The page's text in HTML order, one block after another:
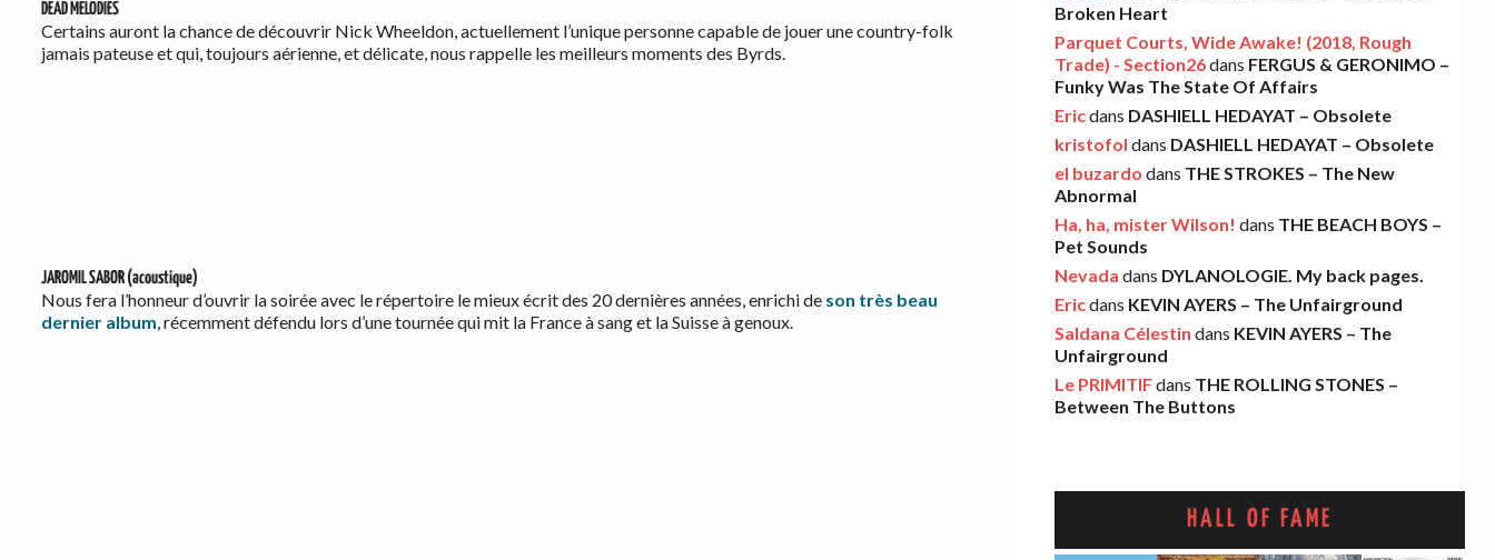
DEAD MELODIES
Certains auront la chance de découvrir Nick Wheeldon, actuellement l’unique personne capable de jouer une country-folk
jamais pateuse et qui, toujours aérienne, et délicate, nous rappelle les meilleurs moments des Byrds.
JAROMIL SABOR (acoustique)
Nous fera l’honneur d’ouvrir la soirée avec le répertoire le mieux écrit des 20 dernières années, enrichi de son très beau
dernier album , récemment défendu lors d’une tournée qui mit la France à sang et la Suisse à genoux.
Léo· 9 décembre 2025
THE LEMON TWIGS – Go To School
Léo· 5 novembre 2025
Eric·2 novembre 2025
Léo · 29 octobre 2025
Broken Heart
Parquet Courts, Wide Awake! (2018, Rough
Trade) - Section26dans FERGUS & GERONIMO –
Funky Was The State Of Affairs
Ericdans DASHIELL HEDAYAT – Obsolete
kristofol dans DASHIELL HEDAYAT – Obsolete
el buzardo dans THE STROKES – The New
Abnormal
Ha, ha, mister Wilson! dans THE BEACH BOYS –
Pet Sounds
Nevada dans DYLANOLOGIE. My back pages.
Ericdans KEVIN AYERS – The Unfairground
Saldana Célestin dans KEVIN AYERS – The
Unfairground
Le PRIMITIFdans THE ROLLING STONES –
Between The Buttons
HALL OF FAME